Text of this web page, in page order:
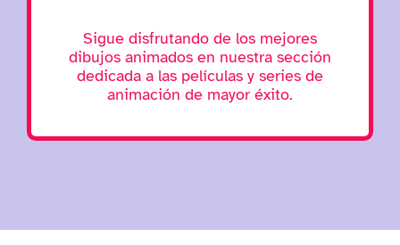
Sigue disfrutando de los mejores
dibujos animados en nuestra sección
dedicada a las películas y series de
animación de mayor éxito.